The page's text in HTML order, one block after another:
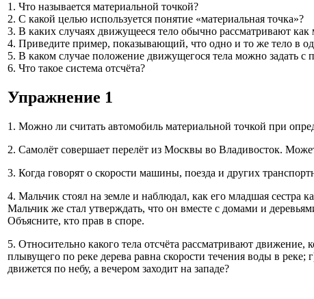
1. Что называется материальной точкой?
2. С какой целью используется понятие «материальная точка»?
3. В каких случаях движущееся тело обычно рассматривают как
4. Приведите пример, показывающий, что одно и то же тело в
5. В каком случае положение движущегося тела можно задать
6. Что такое система отсчёта?
Упражнение 1
1. Можно ли считать автомобиль материальной точкой при
2. Самолёт совершает перелёт из Москвы во Владивосток.
3. Когда говорят о скорости машины, поезда и других
4. Мальчик стоял на земле и наблюдал, как его младшая сестра
Мальчик же стал утверждать, что он вместе с домами и
Объясните, кто прав в споре.
5. Относительно какого тела отсчёта рассматривают движение,
плывущего по реке дерева равна скорости течения воды в
движется по небу, а вечером заходит на западе?